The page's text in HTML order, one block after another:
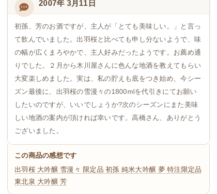
2007年 3月11日
初孫、芳のお酒ですが、主人が「とても美味しい。」と言っ
て飲んでいました。出羽桜と比べても申し分ないようで、味
の幅が広くまろやかで、主人好みだったようです。お薦め通
りでした。２月から木川屋さんに色んな地酒を教えてもらい
大変楽しめました。実は、私の貯えも底をつき始め、今シー
ズン最後に、出羽桜の雪漫々の1800mlを代引きにてお願い
したいのですが、いいでしょうか?次のシーズンにまた美味
しい地酒の案内が頂ければ幸いです。高橋さん、ありがとう
ございました。
この商品の感想です
出羽桜 大吟醸 雪漫々 限定品初孫 純米大吟醸 夢 特注限定品
東北泉 大吟醸 芳